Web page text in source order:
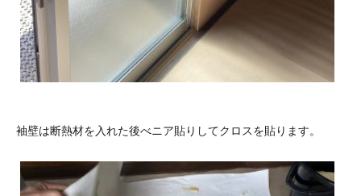
袖壁は断熱材を入れた後べニア貼りしてクロスを貼ります。